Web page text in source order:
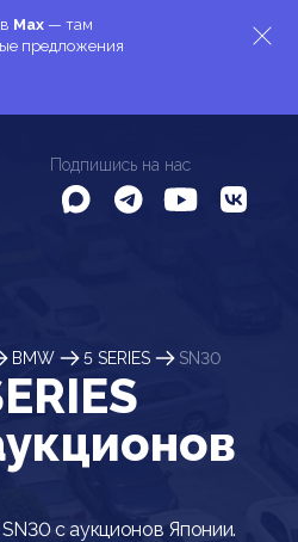
Max — там
предложения
Подпишись на нас
BMW 5 SERIES SN30
с аукционов Японии.